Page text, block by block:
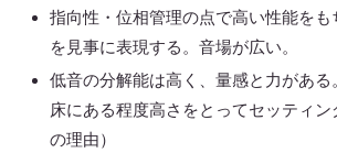
指向性・位相管理の点で高い性能をも
を見事に表現する。音場が広い。
低音の分解能は高く、量感と力がある
床にある程度高さをとってセッティ
の理由）